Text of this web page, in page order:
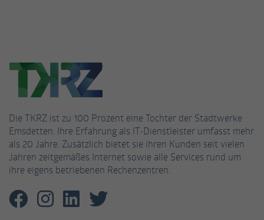
Die TKRZ ist zu 100 Prozent eine Tochter der Stadtwerke
Emsdetten. Ihre Erfahrung als IT-Dienstleister umfasst mehr
als 20 Jahre. Zusätzlich bietet sie ihren Kunden seit vielen
Jahren zeitgemäßes Internet sowie alle Services rund um
ihre eigens betriebenen Rechenzentren.
Laufzeit 2 Monate
Zweck
Wird von Facebook verwendet, um eine
Echtzeitgebote von Drittanbietern
anzubieten.